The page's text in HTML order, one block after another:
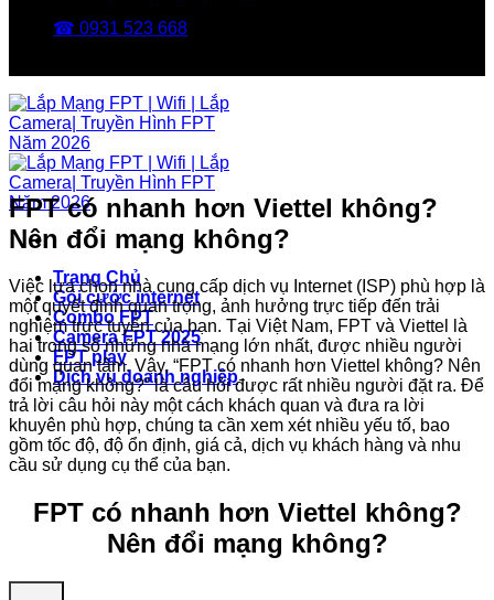
☎ 0931 523 668
Trang Chủ
Gói cước internet
Combo FPT
Camera FPT 2025
FPT play
Dịch vụ doanh nghiệp
FPT có nhanh hơn Viettel không?
Nên đổi mạng không?
Việc lựa chọn nhà cung cấp dịch vụ Internet (ISP) phù hợp là
một quyết định quan trọng, ảnh hưởng trực tiếp đến trải
nghiệm trực tuyến của bạn. Tại Việt Nam, FPT và Viettel là
hai trong số những nhà mạng lớn nhất, được nhiều người
dùng quan tâm. Vậy, “FPT có nhanh hơn Viettel không? Nên
đổi mạng không?” là câu hỏi được rất nhiều người đặt ra. Để
trả lời câu hỏi này một cách khách quan và đưa ra lời
khuyên phù hợp, chúng ta cần xem xét nhiều yếu tố, bao
gồm tốc độ, độ ổn định, giá cả, dịch vụ khách hàng và nhu
cầu sử dụng cụ thể của bạn.
FPT có nhanh hơn Viettel không?
Nên đổi mạng không?